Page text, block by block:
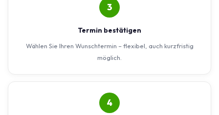
3
Termin bestätigen
Wählen Sie Ihren Wunschtermin – flexibel, auch kurzfristig
möglich.
4